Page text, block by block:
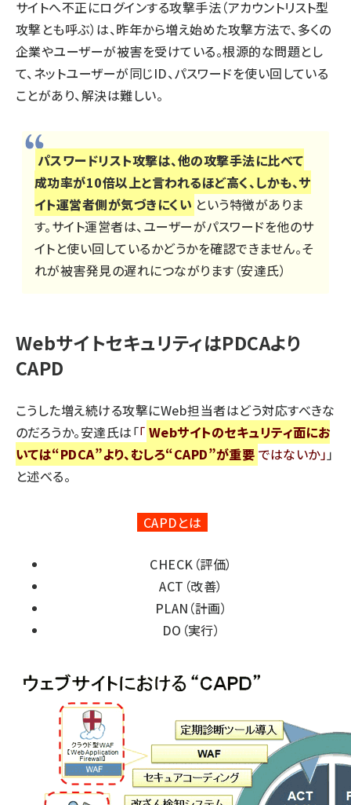
サイトへ不正にログインする攻撃手法（アカウントリスト型
攻撃とも呼ぶ）は、昨年から増え始めた攻撃方法で、多くの
企業やユーザーが被害を受けている。根源的な問題とし
て、ネットユーザーが同じID、パスワードを使い回している
ことがあり、解決は難しい。
パスワードリスト攻撃は、他の攻撃手法に比べて
成功率が10倍以上と言われるほど高く、しかも、サ
イト運営者側が気づきにくい という特徴がありま
す。サイト運営者は、ユーザーがパスワードを他のサ
イトと使い回しているかどうかを確認できません。そ
れが被害発見の遅れにつながります（安達氏）
WebサイトセキュリティはPDCAより
CAPD
こうした増え続ける攻撃にWeb担当者はどう対応すべきな
のだろうか。安達氏は「 Webサイトのセキュリティ面にお
いては“PDCA”より、むしろ“CAPD”が重要 ではないか 」
と述べる。
CAPDとは
CHECK（評価）
ACT（改善）
PLAN（計画）
DO（実行）